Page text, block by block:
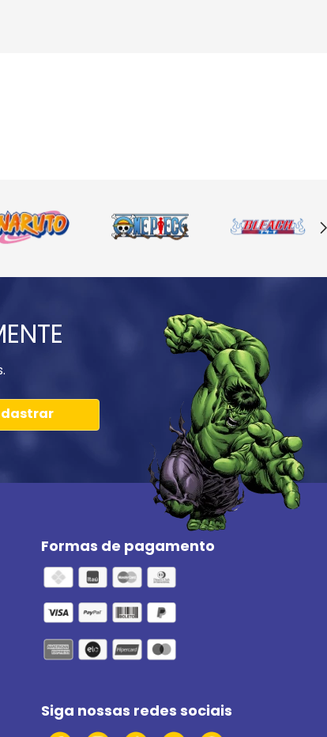
Formas de pagamento
Siga nossas redes sociais